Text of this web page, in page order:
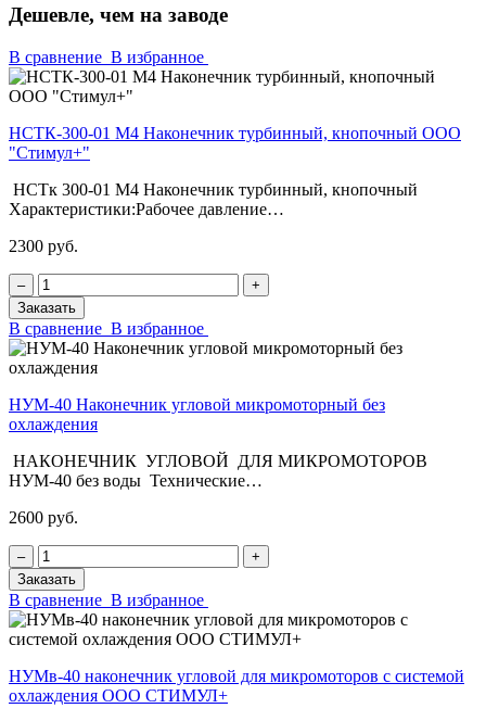
Дешевле, чем на заводе
В сравнение В избранное
НСТК-300-01 М4 Наконечник турбинный, кнопочный ООО
"Стимул+"
НСТк 300-01 М4 Наконечник турбинный, кнопочный
Характеристики:Рабочее давление…
2300 руб.
‒
+
Заказать
В сравнение В избранное
НУМ-40 Наконечник угловой микромоторный без
охлаждения
НАКОНЕЧНИК УГЛОВОЙ ДЛЯ МИКРОМОТОРОВ
НУМ-40 без воды Технические…
2600 руб.
‒
+
Заказать
В сравнение В избранное
НУМв-40 наконечник угловой для микромоторов с системой
охлаждения ООО СТИМУЛ+